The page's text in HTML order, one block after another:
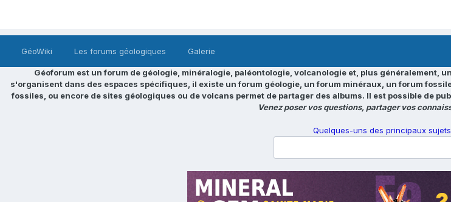
GéoWiki Les forums géologiques Galerie
Géoforum est un forum de géologie, minéralogie, paléontologie, volcanologie et, plus généralement,
s'organisent dans des espaces spécifiques, il existe un forum géologie, un forum minéraux, un forum
fossiles, ou encore de sites géologiques ou de volcans permet de partager des albums. Il est possible de
Venez poser vos questions, partager vos
Quelques-uns des principaux